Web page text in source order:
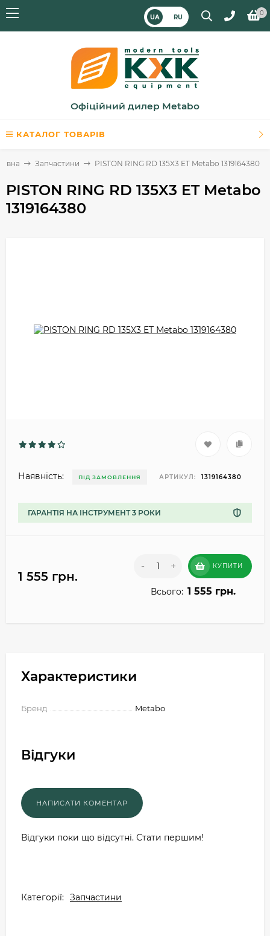
UA RU
0
Офіційний дилер Metabo
КАТАЛОГ ТОВАРІВ
Запчастини PISTON RING RD 135X3 ET Metabo 1319164380
PISTON RING RD 135X3 ET Metabo
1319164380
Наявність: ПІД ЗАМОВЛЕННЯ АРТИКУЛ: 1319164380
ГАРАНТІЯ НА ІНСТРУМЕНТ 3 РОКИ
1 555 грн.
- + КУПИТИ
Всього: 1 555 грн.
Характеристики
Бренд Metabo
Відгуки
Відгуки поки що відсутні. Стати першим!
Категорії: Запчастини